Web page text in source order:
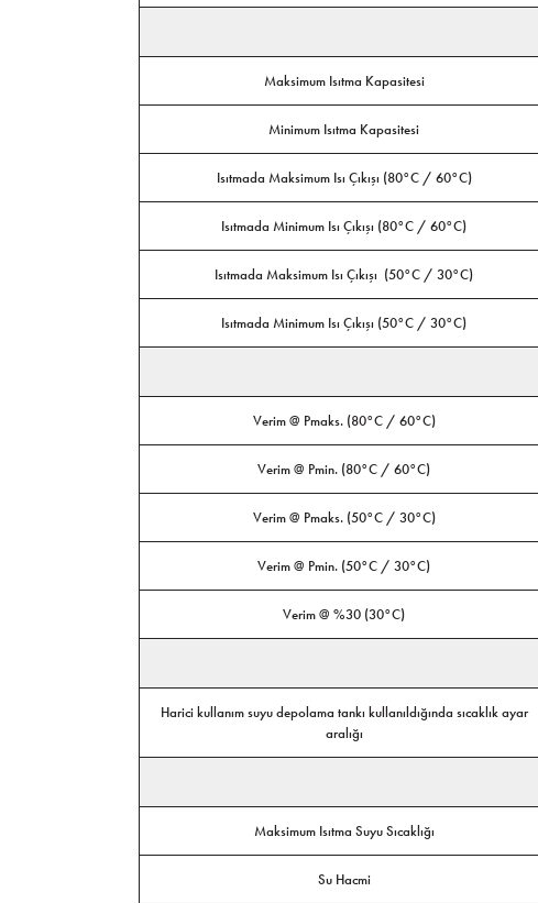
Maksimum Isıtma Kapasitesi
Minimum Isıtma Kapasitesi
Isıtmada Maksimum Isı Çıkışı (80°C / 60°C)
Isıtmada Minimum Isı Çıkışı (80°C / 60°C)
Isıtmada Maksimum Isı Çıkışı (50°C / 30°C)
Isıtmada Minimum Isı Çıkışı (50°C / 30°C)
Verim @ Pmaks. (80°C / 60°C)
Verim @ Pmin. (80°C / 60°C)
Verim @ Pmaks. (50°C / 30°C)
Verim @ Pmin. (50°C / 30°C)
Verim @ %30 (30°C)
Harici kullanım suyu depolama tankı kullanıldığında sıcaklık ayar
aralığı
Maksimum Isıtma Suyu Sıcaklığı
Su Hacmi